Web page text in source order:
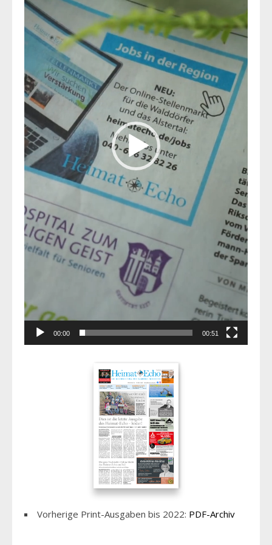
00:00 00:51
Vorherige Print-Ausgaben bis 2022: PDF-Archiv